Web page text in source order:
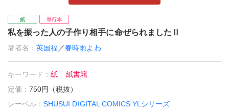
紙 単行本
私を振った人の子作り相手に命ぜられましたⅡ
著者名：莢国福／春時雨よわ
キーワード：紙
紙書籍
定価：750円（税抜）
レーベル：SHUSUI DIGITAL COMICS YLシリーズ